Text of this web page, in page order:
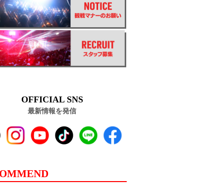
OFFICIAL SNS
最新情報を発信